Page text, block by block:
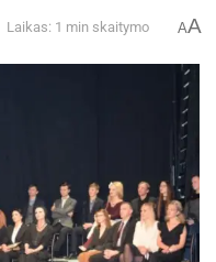
Laikas: 1 min skaitymo AA